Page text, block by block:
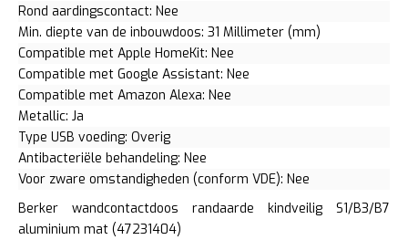
Rond aardingscontact: Nee
Min. diepte van de inbouwdoos: 31 Millimeter (mm)
Compatible met Apple HomeKit: Nee
Compatible met Google Assistant: Nee
Compatible met Amazon Alexa: Nee
Metallic: Ja
Type USB voeding: Overig
Antibacteriële behandeling: Nee
Voor zware omstandigheden (conform VDE): Nee
Berker wandcontactdoos randaarde kindveilig S1/B3/B7
aluminium mat (47231404)